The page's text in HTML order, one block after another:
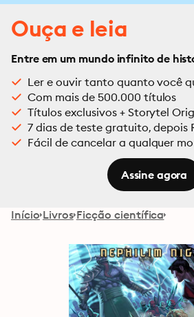
Ouça e leia
Entre em um mundo infinito de
Ler e ouvir tanto quanto você
Com mais de 500.000 títulos
Títulos exclusivos + Storytel
7 dias de teste gratuito, depois
Fácil de cancelar a qualquer
Assine agora
Início Livros Ficção científica